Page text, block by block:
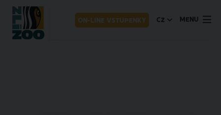
ON-LINE VSTUPENKY CZ MENU